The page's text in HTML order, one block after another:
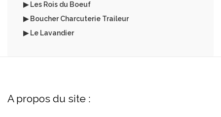
▶ Les Rois du Boeuf
▶ Boucher Charcuterie Traileur
▶ Le Lavandier
A propos du site :